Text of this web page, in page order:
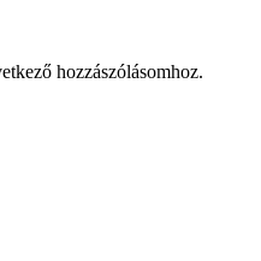
hozzászólásomhoz.